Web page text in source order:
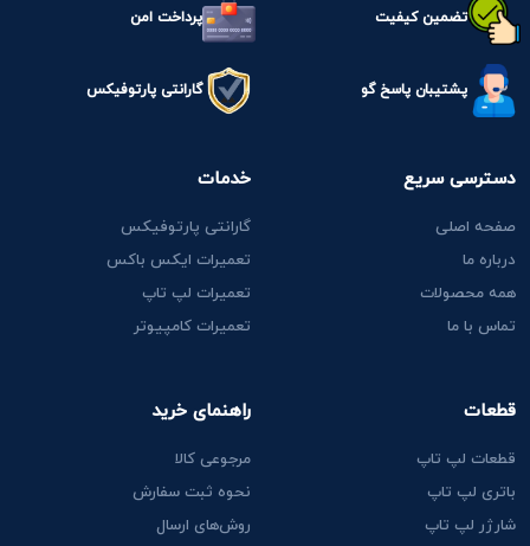
تضمین کیفیت پرداخت امن
پشتیبان پاسخ گو گارانتی پارتوفیکس
دسترسی سریع
صفحه اصلی
درباره ما
همه محصولات
تماس با ما
قطعات
قطعات لپ تاپ
باتری لپ تاپ
شارژر لپ تاپ
خدمات
گارانتی پارتوفیکس
تعمیرات ایکس باکس
تعمیرات لپ تاپ
تعمیرات کامپیوتر
راهنمای خرید
مرجوعی کالا
نحوه ثبت سفارش
روش‌های ارسال